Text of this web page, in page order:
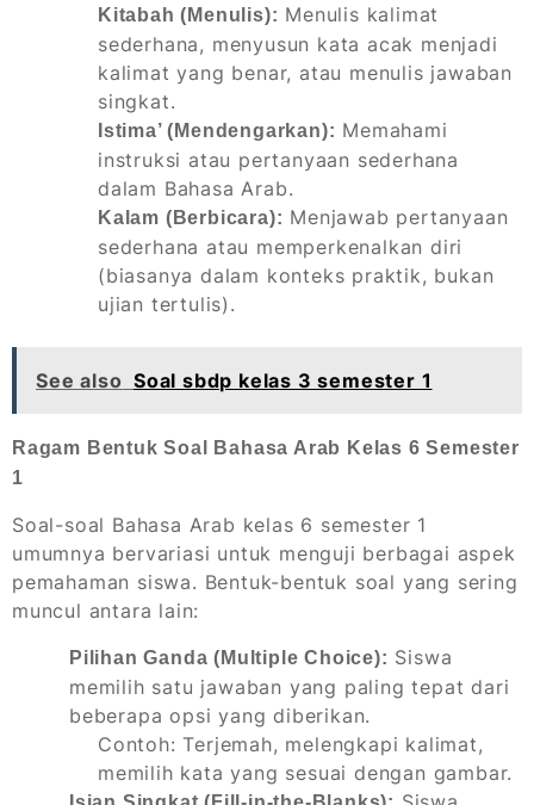
Kitabah (Menulis): Menulis kalimat
sederhana, menyusun kata acak menjadi
kalimat yang benar, atau menulis jawaban
singkat.
Istima’ (Mendengarkan): Memahami
instruksi atau pertanyaan sederhana
dalam Bahasa Arab.
Kalam (Berbicara): Menjawab pertanyaan
sederhana atau memperkenalkan diri
(biasanya dalam konteks praktik, bukan
ujian tertulis).
See also Soal sbdp kelas 3 semester 1
Ragam Bentuk Soal Bahasa Arab Kelas 6 Semester
1
Soal-soal Bahasa Arab kelas 6 semester 1
umumnya bervariasi untuk menguji berbagai aspek
pemahaman siswa. Bentuk-bentuk soal yang sering
muncul antara lain:
Pilihan Ganda (Multiple Choice): Siswa
memilih satu jawaban yang paling tepat dari
beberapa opsi yang diberikan.
Contoh: Terjemah, melengkapi kalimat,
memilih kata yang sesuai dengan gambar.